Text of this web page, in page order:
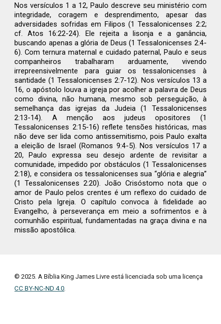
Nos versículos 1 a 12, Paulo descreve seu ministério com
integridade, coragem e desprendimento, apesar das
adversidades sofridas em Filipos (1 Tessalonicenses 2:2;
cf. Atos 16:22-24). Ele rejeita a lisonja e a ganância,
buscando apenas a glória de Deus (1 Tessalonicenses 2:4-
6). Com ternura maternal e cuidado paternal, Paulo e seus
companheiros trabalharam arduamente, vivendo
irrepreensivelmente para guiar os tessalonicenses à
santidade (1 Tessalonicenses 2:7-12). Nos versículos 13 a
16, o apóstolo louva a igreja por acolher a palavra de Deus
como divina, não humana, mesmo sob perseguição, à
semelhança das igrejas da Judeia (1 Tessalonicenses
2:13-14). A menção aos judeus opositores (1
Tessalonicenses 2:15-16) reflete tensões históricas, mas
não deve ser lida como antissemitismo, pois Paulo exalta
a eleição de Israel (Romanos 9:4-5). Nos versículos 17 a
20, Paulo expressa seu desejo ardente de revisitar a
comunidade, impedido por obstáculos (1 Tessalonicenses
2:18), e considera os tessalonicenses sua “glória e alegria”
(1 Tessalonicenses 2:20). João Crisóstomo nota que o
amor de Paulo pelos crentes é um reflexo do cuidado de
Cristo pela Igreja. O capítulo convoca à fidelidade ao
Evangelho, à perseverança em meio a sofrimentos e à
comunhão espiritual, fundamentadas na graça divina e na
missão apostólica.
© 2025. A Bíblia King James Livre está licenciada sob uma licença
CC BY-NC-ND 4.0.